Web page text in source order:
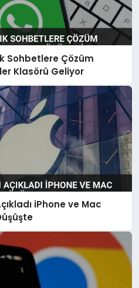
Sohbetlere Çözüm
Klasörü Geliyor
iPhone ve Mac